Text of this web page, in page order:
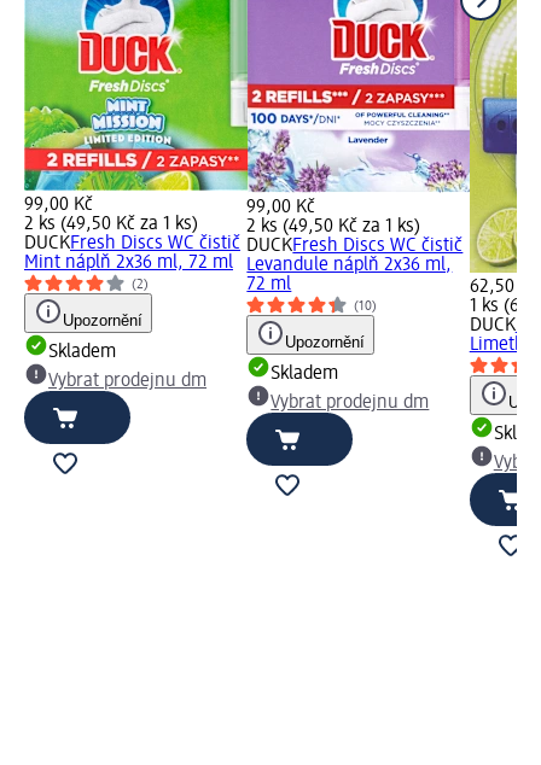
99,00 Kč
2 ks (49,50 Kč za 1 ks)
DUCKFresh Discs WC čistič
Mint náplň 2x36 ml, 72 ml
(2)
Upozornění
Skladem
Vybrat prodejnu dm
99,00 Kč
2 ks (49,50 Kč za 1 ks)
DUCKFresh Discs WC čistič
Levandule náplň 2x36 ml,
72 ml
(10)
Upozornění
Skladem
Vybrat prodejnu dm
62,50 Kč
1 ks
DUCK